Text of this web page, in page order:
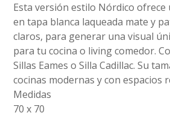
Esta versión estilo Nórdico ofrece
en tapa blanca laqueada mate y
claros, para generar una visual
para tu cocina o living comedor.
Sillas Eames o Silla Cadillac. Su
cocinas modernas y con espacios
Medidas
70 x 70